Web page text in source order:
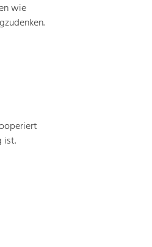
wie
ist.